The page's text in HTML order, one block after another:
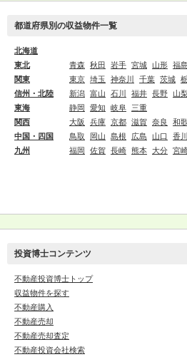
都道府県別の収益物件一覧
北海道
東北
青森 秋田 岩手 宮城 山形 福島
関東
東京 埼玉 神奈川 千葉 茨城
信州・北陸
新潟 富山 石川 福井 長野
山
東海
静岡 愛知 岐阜
三重
関西
大阪 兵庫 京都 滋賀 奈良
和
中国・四国
鳥取 岡山 島根 広島 山口 香川
九州
福岡 佐賀 長崎 熊本 大分 宮
投資博士コンテンツ
不動産投資博士トップ
収益物件を探す
不動産購入
不動産売却
不動産売却査定
不動産投資会社検索